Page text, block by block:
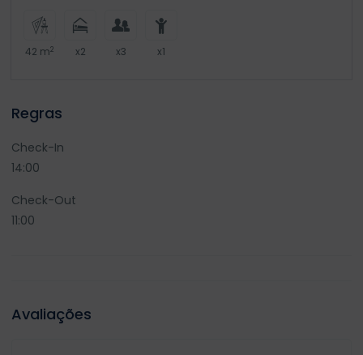
42 m2 x2 x3 x1
Regras
Check-In
14:00
Check-Out
11:00
Avaliações